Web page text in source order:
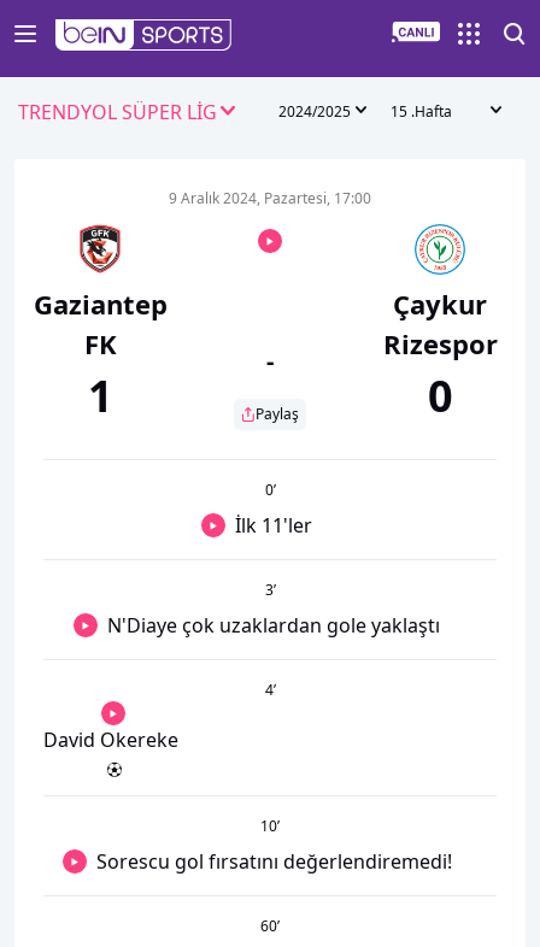
TRENDYOL SÜPER LİG 2024/2025 15 .Hafta
Gaziantep
FK
1
9 Aralık 2024, Pazartesi, 17:00
-
Paylaş
Çaykur
Rizespor
0
0’
İlk 11'ler
3’
N'Diaye çok uzaklardan gole yaklaştı
4’
David Okereke
10’
Sorescu gol fırsatını değerlendiremedi!
60’